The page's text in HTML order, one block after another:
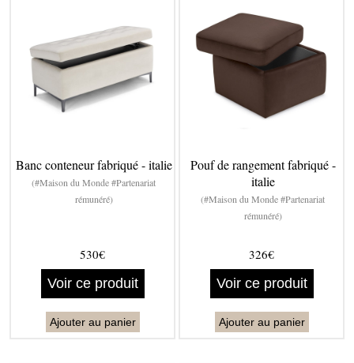
Banc conteneur fabriqué - italie
(#Maison du Monde #Partenariat
rémunéré)
530€
Voir ce produit
Ajouter au panier
Pouf de rangement fabriqué -
italie
(#Maison du Monde #Partenariat
rémunéré)
326€
Voir ce produit
Ajouter au panier